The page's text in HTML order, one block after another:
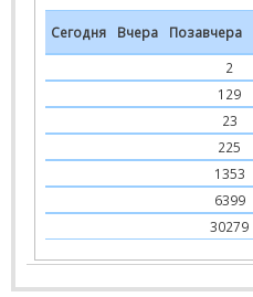
Сегодня Вчера Позавчера
2
129
23
225
1353
6399
30279